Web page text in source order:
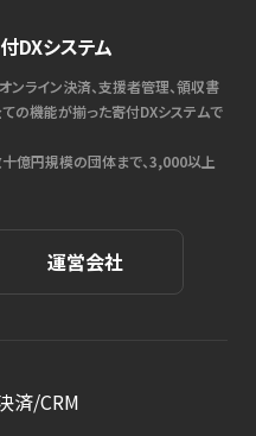
DXシステム
ンライン決済、支援者管理、領収書
の機能が揃った寄付DXシステムで
億円規模の団体まで、3,000以上
運営会社
済/CRM